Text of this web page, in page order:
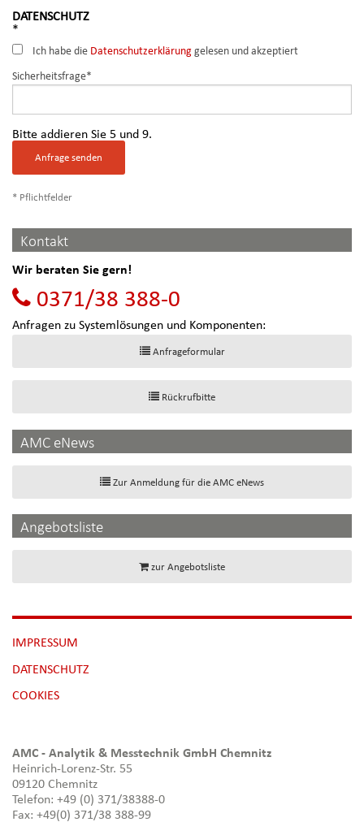
PFLICHTFELD
DATENSCHUTZ
*
Ich habe die Datenschutzerklärung gelesen und akzeptiert
Pflichtfeld
Sicherheitsfrage*
Bitte addieren Sie 5 und 9.
Anfrage senden
* Pflichtfelder
Kontakt
Wir beraten Sie gern!
0371/38 388-0
Anfragen zu Systemlösungen und Komponenten:
Anfrageformular
Rückrufbitte
AMC eNews
Zur Anmeldung für die AMC eNews
Angebotsliste
zur Angebotsliste
NAVIGATION
ÜBERSPRINGEN
IMPRESSUM
DATENSCHUTZ
[NBSP]
COOKIES
AMC - Analytik & Messtechnik GmbH Chemnitz
Heinrich-Lorenz-Str. 55
09120 Chemnitz
Telefon: +49 (0) 371/38388-0
Fax: +49(0) 371/38 388-99